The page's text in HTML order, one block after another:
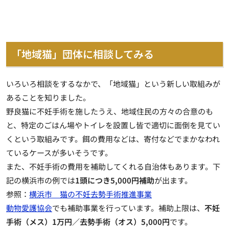
「地域猫」団体に相談してみる
いろいろ相談をするなかで、「地域猫」という新しい取組みが
あることを知りました。
野良猫に不妊手術を施したうえ、地域住民の方々の合意のも
と、特定のごはん場やトイレを設置し皆で適切に面倒を見てい
くという取組みです。餌の費用などは、寄付などでまかなわれ
ているケースが多いそうです。
また、 不妊手術の費用を補助してくれる自治体もあります。下
記の横浜市の例では1頭につき5,000円補助が出ます。
参照： 横浜市 猫の不妊去勢手術推進事業
動物愛護協会でも補助事業を行っています。補助上限は、 不妊
手術（メス）1万円／去勢手術（オス）5,000円です。